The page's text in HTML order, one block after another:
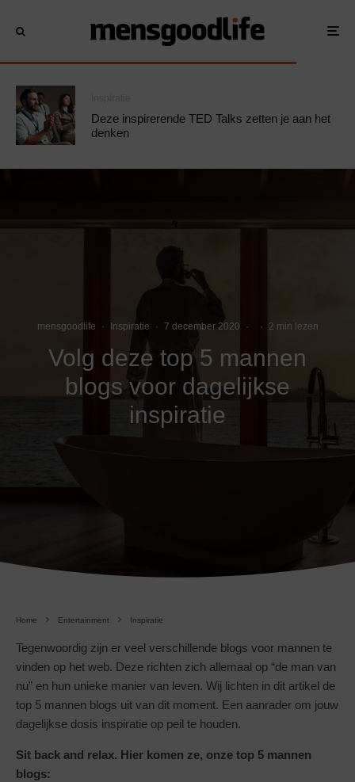
Deze inspirerende TED Talks zetten je aan het
denken
mensgoodlife · Inspiratie · 7 december 2020 · · 2 min lezen
Volg deze top 5 mannen
blogs voor dagelijkse
inspiratie
Home Entertainment Inspiratie
Tegenwoordig zijn er veel verschillende blogs voor mannen te
vinden op het web. Deze richten zich allemaal op “de man van
nu” en hun unieke manier van leven. Wij lichten in dit artikel de
top 5 mannen blogs uit van dit moment. Een aanrader om jouw
dagelijkse dosis inspiratie op peil te houden.
Sit back and relax. Hier komen ze, onze top 5 mannen
blogs: